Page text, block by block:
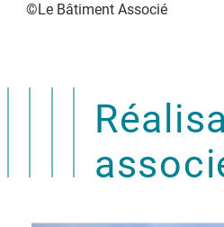
©Le Bâtiment Associé